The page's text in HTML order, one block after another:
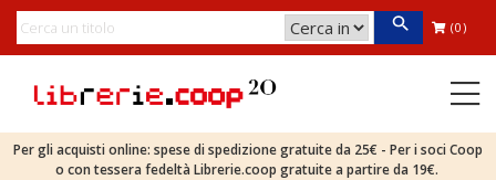
(0)
Per gli acquisti online: spese di spedizione gratuite da 25€ - Per i soci Coop
o con tessera fedeltà Librerie.coop gratuite a partire da 19€.